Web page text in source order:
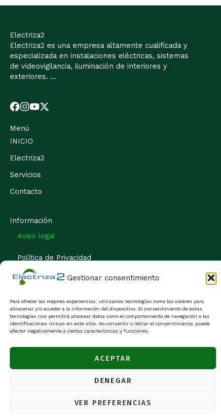
Gestionar consentimiento
Para ofrecer las mejores experiencias, utilizamos tecnologías como las cookies para
almacenar y/o acceder a la información del dispositivo. El consentimiento de estas
tecnologías nos permitirá procesar datos como el comportamiento de navegación o las
identificaciones únicas en este sitio. No consentir o retirar el consentimiento, puede
afectar negativamente a ciertas características y funciones.
ACEPTAR
DENEGAR
VER PREFERENCIAS
Electriza2
Electriza2 es una empresa altamente cualificada y
especializada en instalaciones eléctricas, sistemas
de videovigilancia, iluminación de interiores y
exteriores. ...
Menú
INICIO
Electriza2
Servicios
Contacto
Información
Aviso legal
Política de Privacidad
Política de cookies
© [year] Electriza2. Todos los derechos reservados.